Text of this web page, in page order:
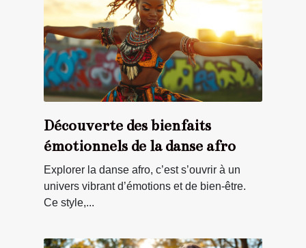
Découverte des bienfaits
émotionnels de la danse afro
Explorer la danse afro, c’est s’ouvrir à un
univers vibrant d’émotions et de bien-être.
Ce style,...